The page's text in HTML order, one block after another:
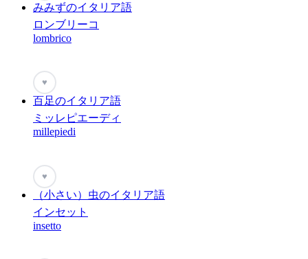
みみずのイタリア語
ロンブリーコ
lombrico
♥
百足のイタリア語
ミッレピエーディ
millepiedi
♥
（小さい）虫のイタリア語
インセット
insetto